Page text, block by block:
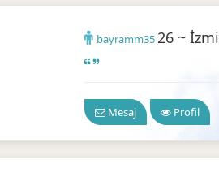
bayramm3526 ~
Mesaj Profil